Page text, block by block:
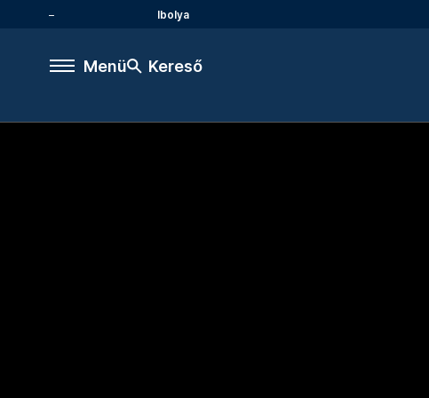
Ibolya
Menü Kereső